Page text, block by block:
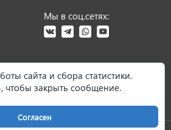
Мы в соц.сетях:
Согласие на обработку данных
сайта и сбора статистики.
чтобы закрыть сообщение.
Согласен